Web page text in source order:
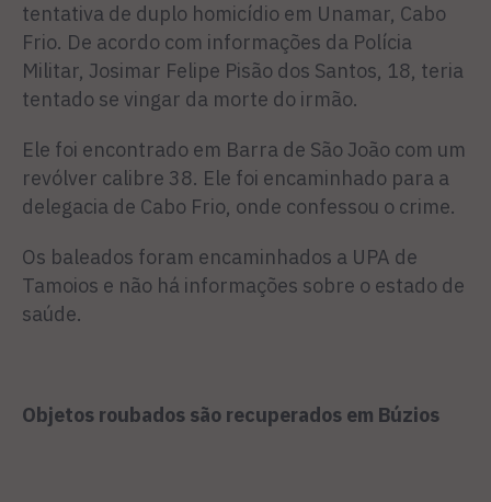
tentativa de duplo homicídio em Unamar, Cabo
Frio. De acordo com informações da Polícia
Militar, Josimar Felipe Pisão dos Santos, 18, teria
tentado se vingar da morte do irmão.
Ele foi encontrado em Barra de São João com um
revólver calibre 38. Ele foi encaminhado para a
delegacia de Cabo Frio, onde confessou o crime.
Os baleados foram encaminhados a UPA de
Tamoios e não há informações sobre o estado de
saúde.
Objetos roubados são recuperados em Búzios